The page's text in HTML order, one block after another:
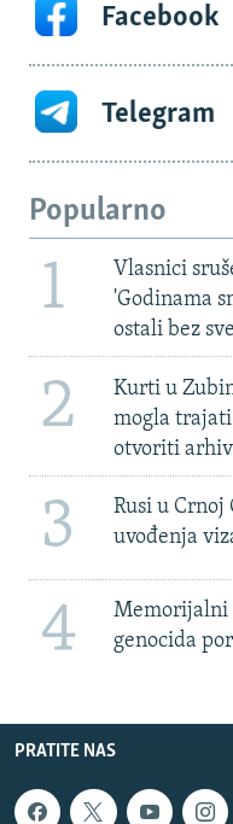
Facebook
Telegram
Popularno
1
Vlasnici
'Godinama
ostali bez
2
Kurti u
mogla
otvoriti
3
Rusi u Crnoj
uvođenja
4
Memorijalni
genocida
PRATITE NAS